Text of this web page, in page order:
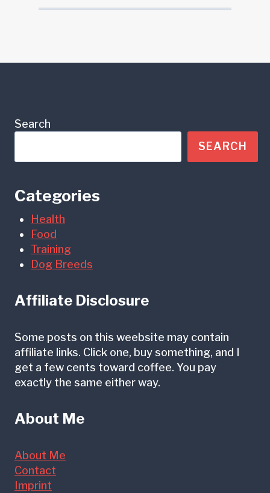
Search
SEARCH
Categories
Health
Food
Training
Dog Breeds
Affiliate Disclosure
Some posts on this weebsite may contain
affiliate links. Click one, buy something, and I
get a few cents toward coffee. You pay
exactly the same either way.
About Me
About Me
Contact
Imprint